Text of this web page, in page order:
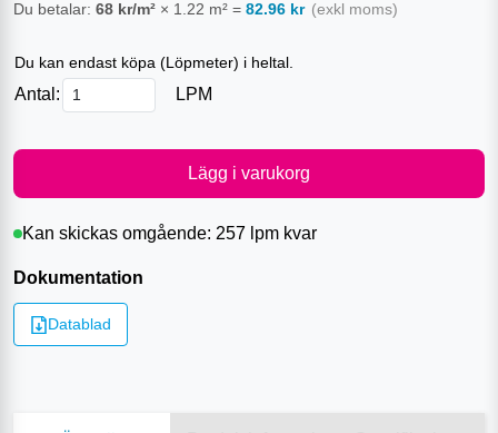
Du betalar: 68 kr/m² × 1.22 m² = 82.96 kr (exkl moms)
Du kan endast köpa (Löpmeter) i heltal.
Antal: LPM
Lägg i varukorg
Kan skickas omgående: 257 lpm kvar
Dokumentation
Datablad